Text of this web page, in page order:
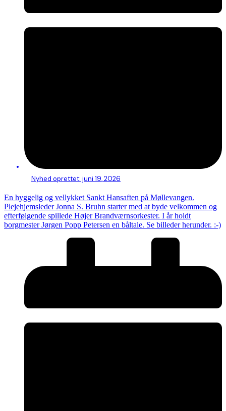
Nyhed oprettet: juni 19, 2026
En hyggelig og vellykket Sankt Hansaften på Møllevangen.
Plejehjemsleder Jonna S. Bruhn starter med at byde velkommen og
efterfølgende spillede Højer Brandværnsorkester. I år holdt
borgmester Jørgen Popp Petersen en båltale. Se billeder herunder. :-)